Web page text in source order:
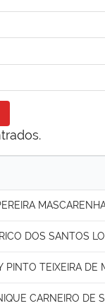
DOS SANTOS
PINTO TEIXEIRA DE
CARNEIRO DE